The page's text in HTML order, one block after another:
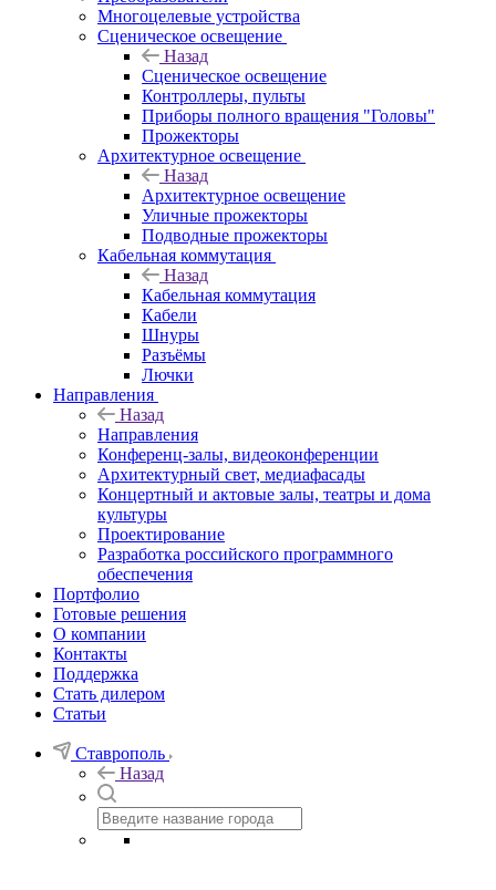
Многоцелевые устройства
Сценическое освещение
Назад
Сценическое освещение
Контроллеры, пульты
Приборы полного вращения "Головы"
Прожекторы
Архитектурное освещение
Назад
Архитектурное освещение
Уличные прожекторы
Подводные прожекторы
Кабельная коммутация
Назад
Кабельная коммутация
Кабели
Шнуры
Разъёмы
Лючки
Направления
Назад
Направления
Конференц-залы, видеоконференции
Архитектурный свет, медиафасады
Концертный и актовые залы, театры и дома
культуры
Проектирование
Разработка российского программного
обеспечения
Портфолио
Готовые решения
О компании
Контакты
Поддержка
Стать дилером
Статьи
Ставрополь
Назад